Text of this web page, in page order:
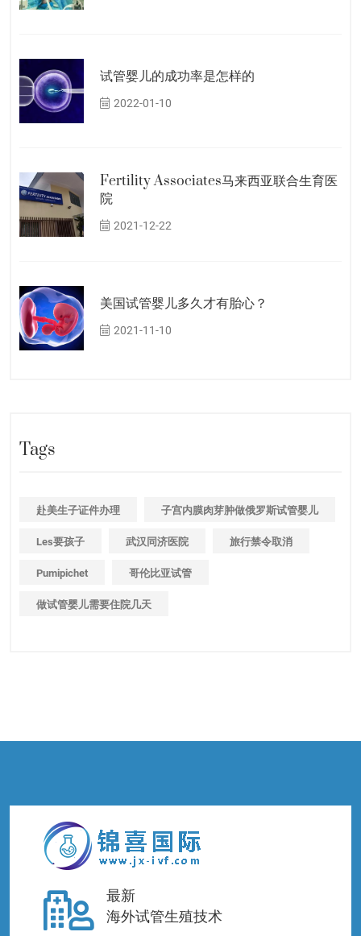
试管婴儿的成功率是怎样的
2022-01-10
Fertility Associates马来西亚联合生育医
院
2021-12-22
美国试管婴儿多久才有胎心？
2021-11-10
Tags
赴美生子证件办理 子宫内膜肉芽肿做俄罗斯试管婴儿
Les要孩子 武汉同济医院 旅行禁令取消
Pumipichet 哥伦比亚试管
做试管婴儿需要住院几天
最新
海外试管生殖技术